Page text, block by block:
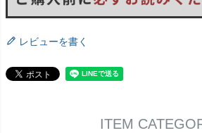
レビューを書く
ITEM